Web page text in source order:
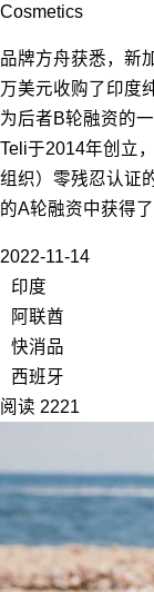
Cosmetics
品牌方舟获悉，新
万美元收购了印度
为后者B轮融资的
Teli于2014年创立
组织）零残忍认证
的A轮融资中获得
2022-11-14
印度
阿联酋
快消品
西班牙
阅读 2221